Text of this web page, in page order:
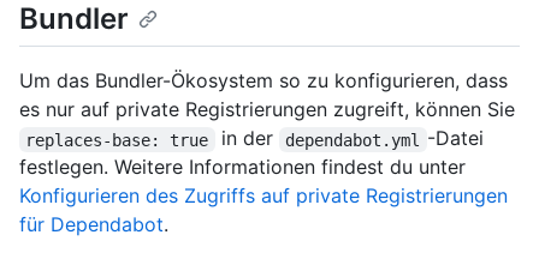
Bundler
Um das Bundler-Ökosystem so zu konfigurieren, dass
es nur auf private Registrierungen zugreift, können Sie
replaces-base: true in der dependabot.yml
-Datei
festlegen. Weitere Informationen findest du unter
Konfigurieren des Zugriffs auf private Registrierungen
für Dependabot.